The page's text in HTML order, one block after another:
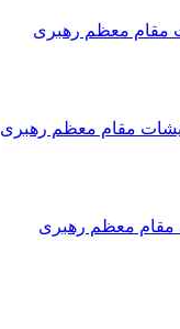
مقام معظم رهبری
مقام معظم رهبری
معظم رهبری